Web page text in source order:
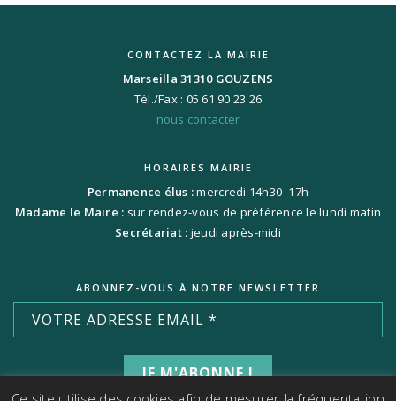
CONTACTEZ LA MAIRIE
Marseilla 31310 GOUZENS
Tél./Fax : 05 61 90 23 26
nous contacter
HORAIRES MAIRIE
Permanence élus :mercredi 14h30–17h
Madame le Maire : sur rendez-vous de préférence le lundi matin
Secrétariat : jeudi après-midi
ABONNEZ-VOUS À NOTRE NEWSLETTER